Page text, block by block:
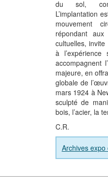
du sol,
L’implantation
mouvement
répondant
cultuelles,
à l’expérience
accompagnent
majeure, en
globale de
mars 1924 à
sculpté de
bois, l’acier, la
C.R.
Archives